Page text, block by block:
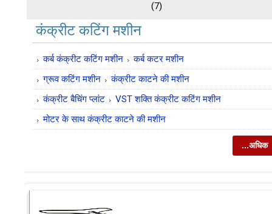
(7)
कंक्रीट कटिंग मशीन
कर्ब कंक्रीट कटिंग मशीन
कर्ब कटर मशीन
ग्रूव कटिंग मशीन
कंक्रीट काटने की मशीन
कंक्रीट बैचिंग प्लांट
VST शक्ति कंक्रीट कटिंग मशीन
मोटर के साथ कंक्रीट काटने की मशीन
...अधिक